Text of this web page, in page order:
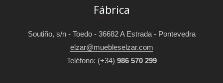
Fábrica
Soutiño, s/n - Toedo - 36682 A Estrada - Pontevedra
elzar@muebleselzar.com
Teléfono: (+34) 986 570 299